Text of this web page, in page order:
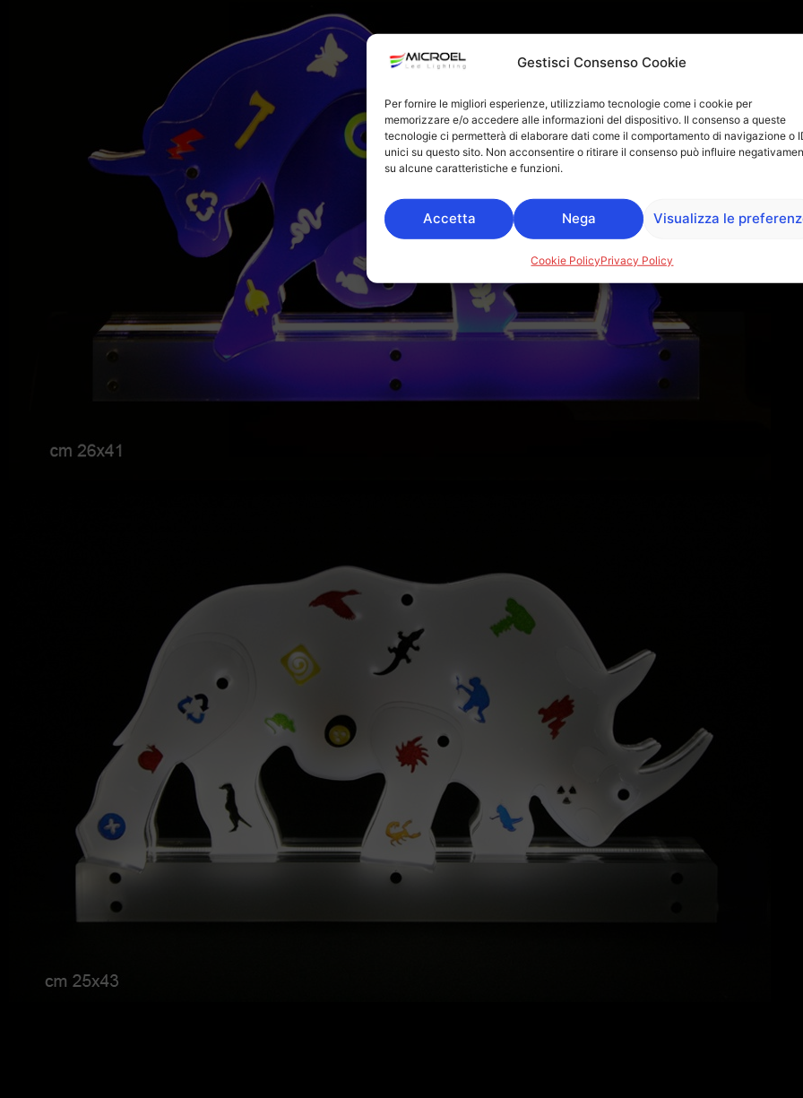
Gestisci Consenso Cookie
Per fornire le migliori esperienze, utilizziamo tecnologie come i cookie per
memorizzare e/o accedere alle informazioni del dispositivo. Il consenso a queste
tecnologie ci permetterà di elaborare dati come il comportamento di navigazione o
unici su questo sito. Non acconsentire o ritirare il consenso può influire
su alcune caratteristiche e funzioni.
Accetta Nega Visualizza le
Cookie PolicyPrivacy Policy